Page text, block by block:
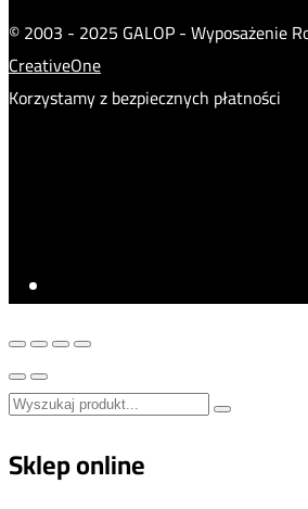
© 2003 - 2025 GALOP - Wyposażenie
CreativeOne
Korzystamy z bezpiecznych płatności
Sklep online